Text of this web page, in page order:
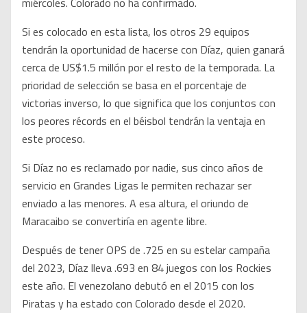
Si es colocado en esta lista, los otros 29 equipos
tendrán la oportunidad de hacerse con Díaz, quien ganará
cerca de US$1.5 millón por el resto de la temporada. La
prioridad de selección se basa en el porcentaje de
victorias inverso, lo que significa que los conjuntos con
los peores récords en el béisbol tendrán la ventaja en
este proceso.
Si Díaz no es reclamado por nadie, sus cinco años de
servicio en Grandes Ligas le permiten rechazar ser
enviado a las menores. A esa altura, el oriundo de
Maracaibo se convertiría en agente libre.
Después de tener OPS de .725 en su estelar campaña
del 2023, Díaz lleva .693 en 84 juegos con los Rockies
este año. El venezolano debutó en el 2015 con los
Piratas y ha estado con Colorado desde el 2020.